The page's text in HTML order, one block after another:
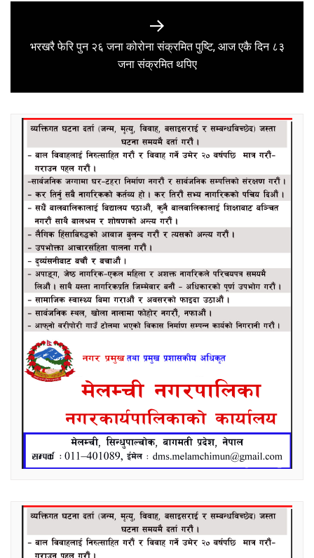
Next
post:
भरखरै फेरि पुन २६ जना कोरोना संक्रमित पुष्टि, आज एकै दिन ८३
जना संक्रमित थपिए